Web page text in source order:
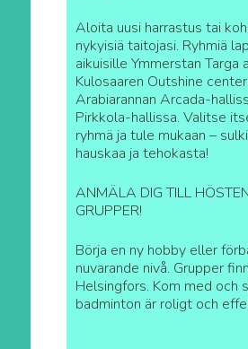
Aloita uusi harrastus tai
nykyisiä taitojasi. Ryhmiä
aikuisille Ymmerstan Targa
Kulosaaren Outshine
Arabiarannan Arcada-
Pirkkola-hallissa. Valitse
ryhmä ja tule mukaan –
hauskaa ja tehokasta!
ANMÄLA DIG TILL
GRUPPER!
Börja en ny hobby eller
nuvarande nivå. Grupper
Helsingfors. Kom med och
badminton är roligt och